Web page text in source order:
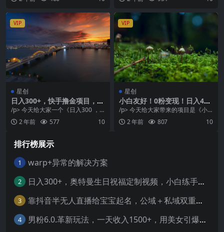
0W，轻轻... 注...
VIP
星创
日入300+，快手撸金项目，可
矩阵
/p> 今天给大家一个《日入300 ，
快手撸金》的一个项目 基本上没有
什么门槛，...
2 年前 577 10
VIP
星创
小白友好！0粉变现！日入4位
数！跑酷游戏小说推文项目
（附千G素材）
/p> 今天给大家带来的项目是《小
白友好！0粉变现！日入4位数！跑
酷游戏小说推文...
2 年前 807 10
排行榜展示
1 warp+异常的解决方案
2 日入300+，奥特曼生日祝福定制视频，小白练手项目-暖阳网
3 靠抖音半无人直播给宝宝起名，公域＋私域双重变现模式
4 男粉6.0.革新玩法，一天收入1500+，用美女引爆得物APP【揭秘】-暖阳网